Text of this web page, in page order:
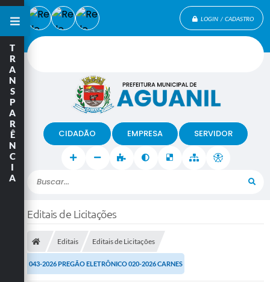
LOGIN / CADASTRO
Buscar...
CIDADÃO EMPRESA SERVIDOR
T
R
A
N
S
P
A
R
Ê
N
C
I
A
Editais de Licitações
Editais Editais de Licitações
043-2026 PREGÃO ELETRÔNICO 020-2026 CARNES